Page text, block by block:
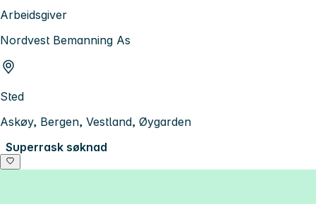
Arbeidsgiver
Nordvest Bemanning As
Sted
Askøy, Bergen, Vestland, Øygarden
Superrask søknad